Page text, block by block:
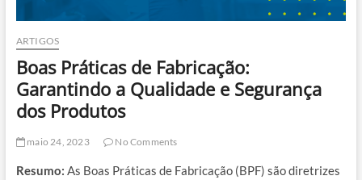
ARTIGOS
Boas Práticas de Fabricação:
Garantindo a Qualidade e Segurança
dos Produtos
maio 24, 2023 No Comments
Resumo: As Boas Práticas de Fabricação (BPF) são diretrizes